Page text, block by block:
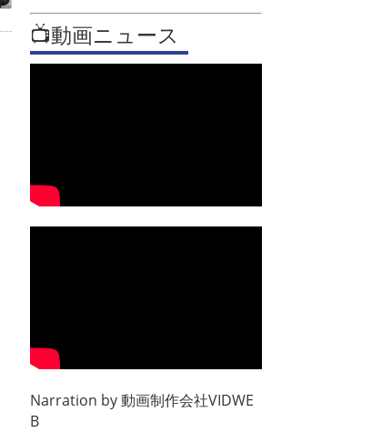
📺動画ニュース
Narration by動画制作会社VIDWE
B